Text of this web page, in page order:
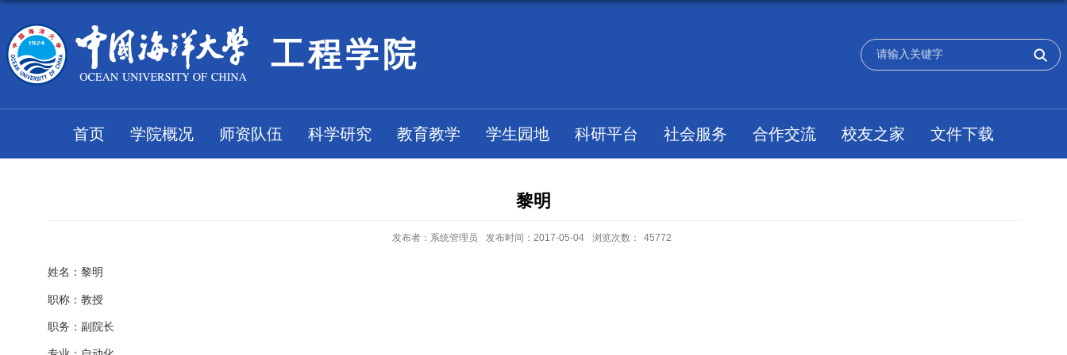
工程学院
首页 学院概况 师资队伍 科学研究 教育教学 学生园地 科研平台 社会服务 合作交流 校友之家 文件下载
黎明
发布者：系统管理员 发布时间：2017-05-04 浏览次数： 45772
姓名：黎明
职称：教授
职务：副院长